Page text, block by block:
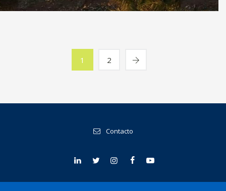
1 2
Contacto